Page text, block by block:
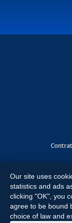
Expressway,
All Rights
Our site uses
statistics and ads
clicking "OK", you
agree to be bound
choice of law and